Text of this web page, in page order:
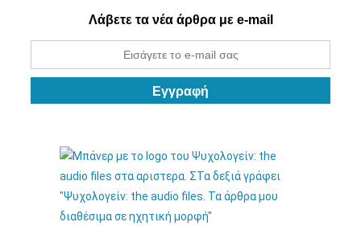
Λάβετε τα νέα άρθρα με e-mail